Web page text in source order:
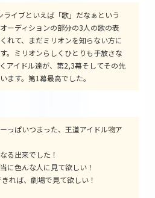
イブといえば「歌」だなぁという
ーディションの部分の3人の歌の表
れて、まだミリオンを知らない方に
。ミリオンらしくひとりも手放さな
アイドル達が、第2,3幕そしてその先
ます。第1幕最高でした。
っぱいつまった、王道アイドル物ア
る出来でした！
に色んな人に見て欲しい！
れば、劇場で見て欲しい！